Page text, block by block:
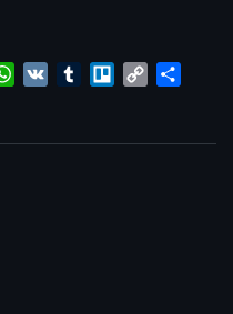
WhatsApp
VK TumblrTrelloCopy